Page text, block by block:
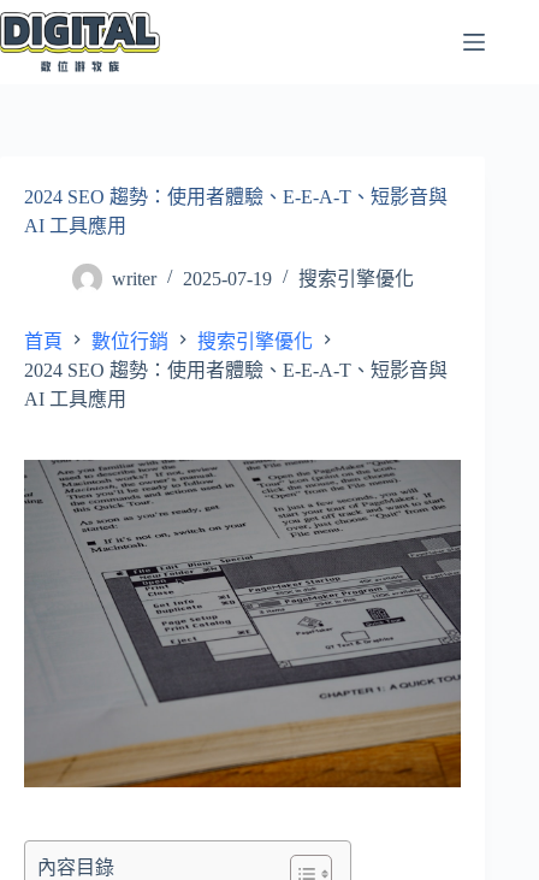
跳
至
2024 SEO 趨勢：使用者體驗、E-E-A-T、短影音與
AI 工具應用
writer 2025-07-19 搜索引擎優化
首頁 數位行銷
搜索引擎優化
2024 SEO 趨勢：使用者體驗、E-E-A-T、短影音與
AI 工具應用
內容目錄